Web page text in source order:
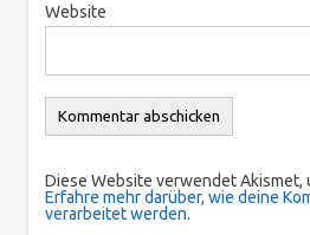
Website
Diese Website verwendet Akismet,
Erfahre mehr darüber, wie deine
verarbeitet werden.